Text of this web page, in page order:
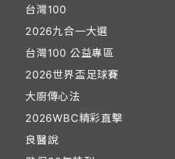
台灣100
2026九合一大選
台灣100 公益專區
2026世界盃足球賽
大廚傳心法
2026WBC精彩直擊
良醫說